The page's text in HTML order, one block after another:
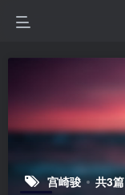
宫崎骏 共3篇